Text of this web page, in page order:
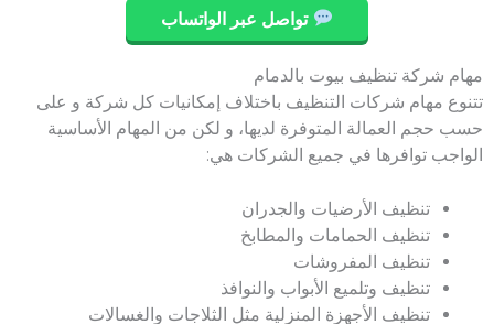
تواصل عبر الواتساب
مهام شركة تنظيف بيوت بالدمام
تتنوع مهام شركات التنظيف باختلاف إمكانيات كل شركة و على
حسب حجم العمالة المتوفرة لديها، و لكن من المهام الأساسية
الواجب توافرها في جميع الشركات هي:
تنظيف الأرضيات والجدران
تنظيف الحمامات والمطابخ
تنظيف المفروشات
تنظيف وتلميع الأبواب والنوافذ
تنظيف الأجهزة المنزلية مثل الثلاجات والغسالات